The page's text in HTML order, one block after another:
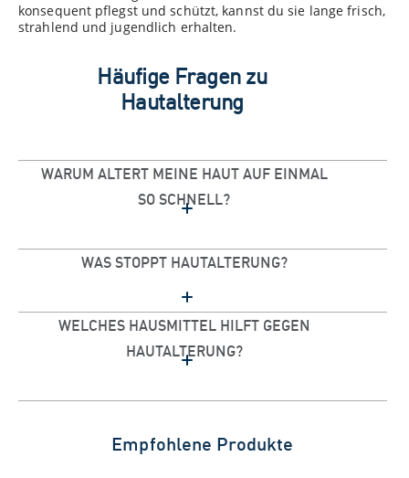
konsequent pflegst und schützt, kannst du sie lange frisch,
strahlend und jugendlich erhalten.
Häufige Fragen zu
Hautalterung
WARUM ALTERT MEINE HAUT AUF EINMAL
SO SCHNELL?
WAS STOPPT HAUTALTERUNG?
WELCHES HAUSMITTEL HILFT GEGEN
HAUTALTERUNG?
Empfohlene Produkte